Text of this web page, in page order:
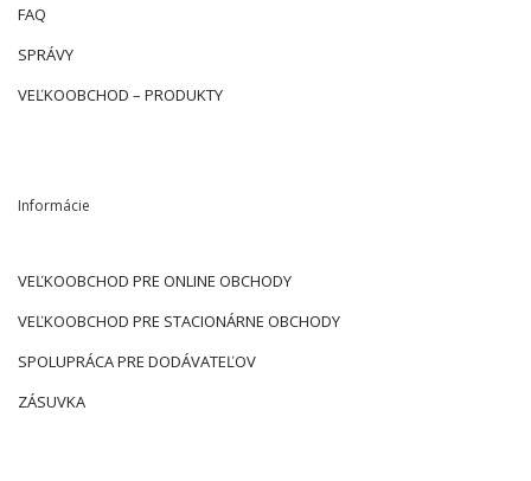
FAQ
SPRÁVY
VEĽKOOBCHOD – PRODUKTY
Informácie
VEĽKOOBCHOD PRE ONLINE OBCHODY
VEĽKOOBCHOD PRE STACIONÁRNE OBCHODY
SPOLUPRÁCA PRE DODÁVATEĽOV
ZÁSUVKA